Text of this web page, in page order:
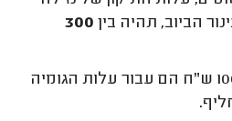
הביוב, תהיה בין 300
מתוך הסכום הזה, 100-150 ש"ח הם עבור עלות הגומיה